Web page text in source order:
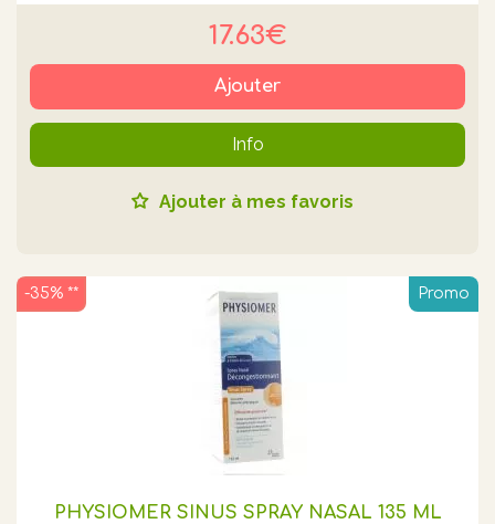
17.63€
Ajouter
Info
Ajouter à mes favoris
Promo
PHYSIOMER SINUS SPRAY NASAL 135 ML
-35% **